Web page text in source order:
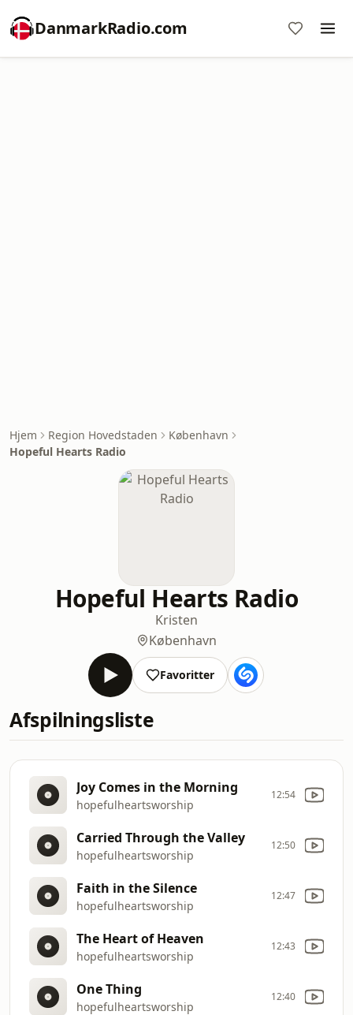
DanmarkRadio.com
Hjem Region Hovedstaden
København
Hopeful Hearts Radio
Hopeful Hearts Radio
Kristen
København
Favoritter
Afspilningsliste
Joy Comes in the Morning
hopefulheartsworship
12:54
Carried Through the Valley
hopefulheartsworship
12:50
Faith in the Silence
hopefulheartsworship
12:47
The Heart of Heaven
hopefulheartsworship
12:43
One Thing
hopefulheartsworship
12:40